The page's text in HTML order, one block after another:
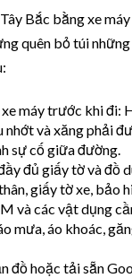
Bắc bằng xe máy
quên bỏ túi
máy trước khi đi:
nhớt và xăng phải
sự cố giữa đường.
đủ giấy tờ và đồ
giấy tờ xe, bảo
và các vật dụng
mưa, áo khoác,
đồ hoặc tải sẵn